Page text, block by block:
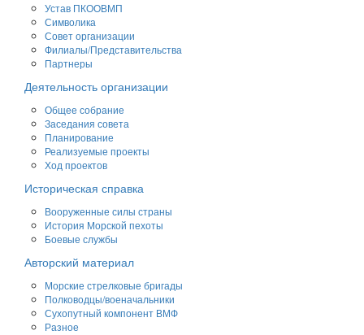
Устав ПКООВМП
Символика
Совет организации
Филиалы/Представительства
Партнеры
Деятельность организации
Общее собрание
Заседания совета
Планирование
Реализуемые проекты
Ход проектов
Историческая справка
Вооруженные силы страны
История Морской пехоты
Боевые службы
Авторский материал
Морские стрелковые бригады
Полководцы/военачальники
Сухопутный компонент ВМФ
Разное